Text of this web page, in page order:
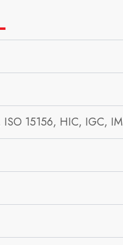
15156, HIC, IGC,